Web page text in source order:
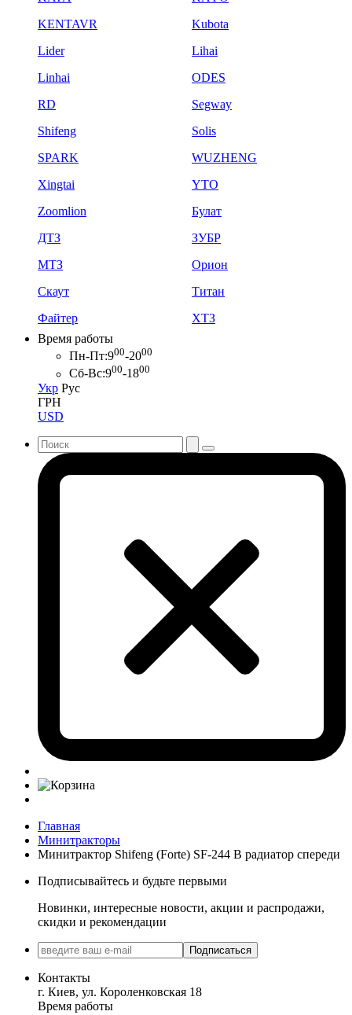
KENTAVR
Kubota
Lider
Lihai
Linhai
ODES
RD
Segway
Shifeng
Solis
SPARK
WUZHENG
Xingtai
YTO
Zoomlion
Булат
ДТЗ
ЗУБР
МТЗ
Орион
Скаут
Титан
Файтер
ХТЗ
Время работы
Пн-Пт:900-2000
Сб-Вс:900-1800
Укр Рус
ГРН
USD
Главная
Минитракторы
Минитрактор Shifeng (Forte) SF-244 B радиатор спереди
Подписывайтесь и будьте первыми
Новинки, интересные новости, акции и распродажи,
скидки и рекомендации
Подписаться
Контакты
г. Киев, ул. Короленковская 18
Время работы